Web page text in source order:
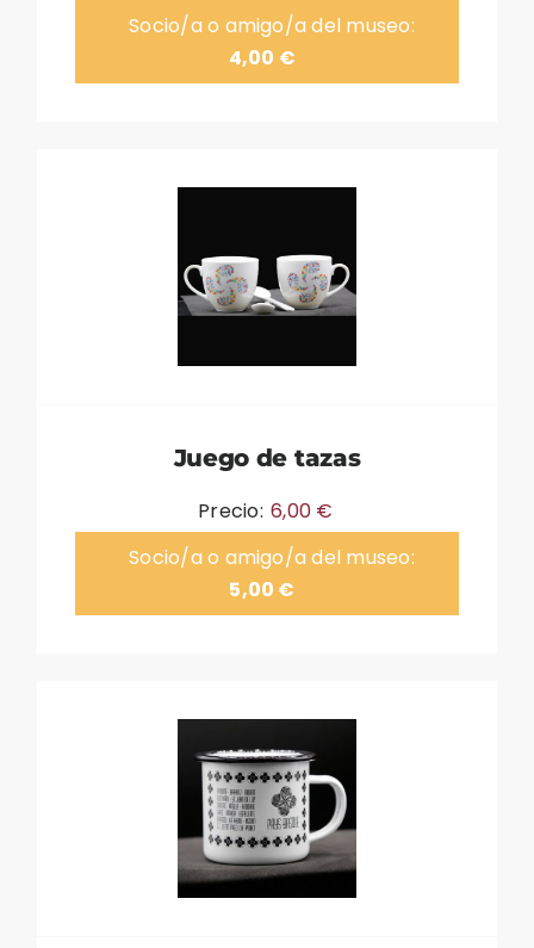
Socio/a o amigo/a del museo:
4,00 €
Juego de tazas
Precio: 6,00 €
Socio/a o amigo/a del museo:
5,00 €